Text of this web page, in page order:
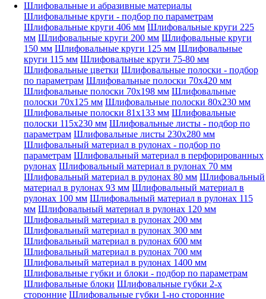
Шлифовальные и абразивные материалы
Шлифовальные круги - подбор по параметрам
Шлифовальные круги 406 мм Шлифовальные круги 225
мм Шлифовальные круги 200 мм Шлифовальные круги
150 мм Шлифовальные круги 125 мм Шлифовальные
круги 115 мм Шлифовальные круги 75-80 мм
Шлифовальные цветки Шлифовальные полоски - подбор
по параметрам Шлифовальные полоски 70x420 мм
Шлифовальные полоски 70x198 мм Шлифовальные
полоски 70x125 мм Шлифовальные полоски 80x230 мм
Шлифовальные полоски 81x133 мм Шлифовальные
полоски 115x230 мм Шлифовальные листы - подбор по
параметрам Шлифовальные листы 230x280 мм
Шлифовальный материал в рулонах - подбор по
параметрам Шлифовальный материал в перфорированных
рулонах Шлифовальный материал в рулонах 70 мм
Шлифовальный материал в рулонах 80 мм Шлифовальный
материал в рулонах 93 мм Шлифовальный материал в
рулонах 100 мм Шлифовальный материал в рулонах 115
мм Шлифовальный материал в рулонах 120 мм
Шлифовальный материал в рулонах 200 мм
Шлифовальный материал в рулонах 300 мм
Шлифовальный материал в рулонах 600 мм
Шлифовальный материал в рулонах 700 мм
Шлифовальный материал в рулонах 1400 мм
Шлифовальные губки и блоки - подбор по параметрам
Шлифовальные блоки Шлифовальные губки 2-х
сторонние Шлифовальные губки 1-но сторонние